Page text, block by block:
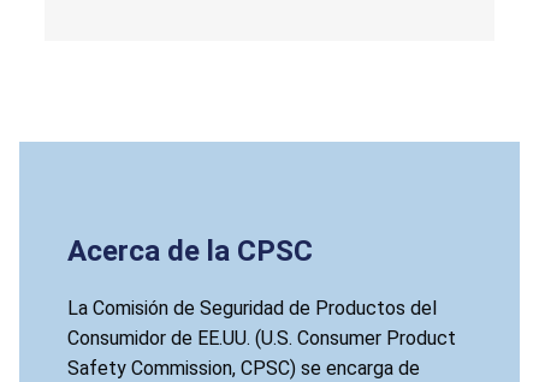
Acerca de la CPSC
La Comisión de Seguridad de Productos del
Consumidor de EE.UU. (U.S. Consumer Product
Safety Commission, CPSC) se encarga de